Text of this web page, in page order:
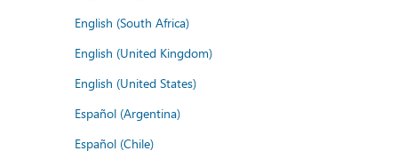
English (South Africa)
English (United Kingdom)
English (United States)
Español (Argentina)
Español (Chile)